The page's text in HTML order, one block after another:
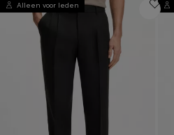
Inloggen / Registreren
Favoriet (
Artikelen)
FAQ & help en contact
Winkelzoeker
Taal (
Alleen voor leden